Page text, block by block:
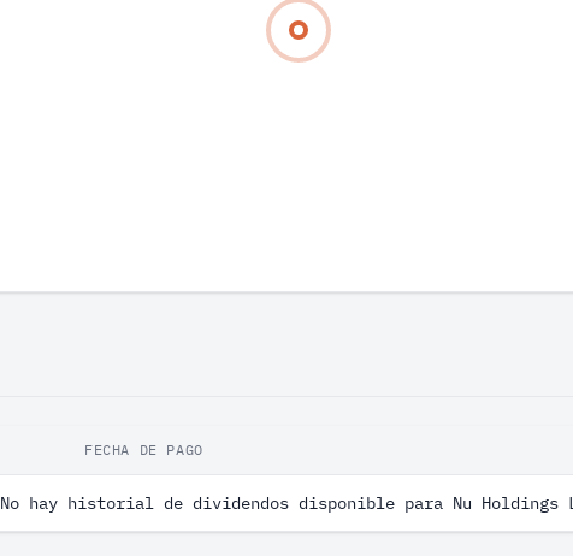
FECHA DE PAGO
No hay historial de dividendos disponible para Nu Holdings